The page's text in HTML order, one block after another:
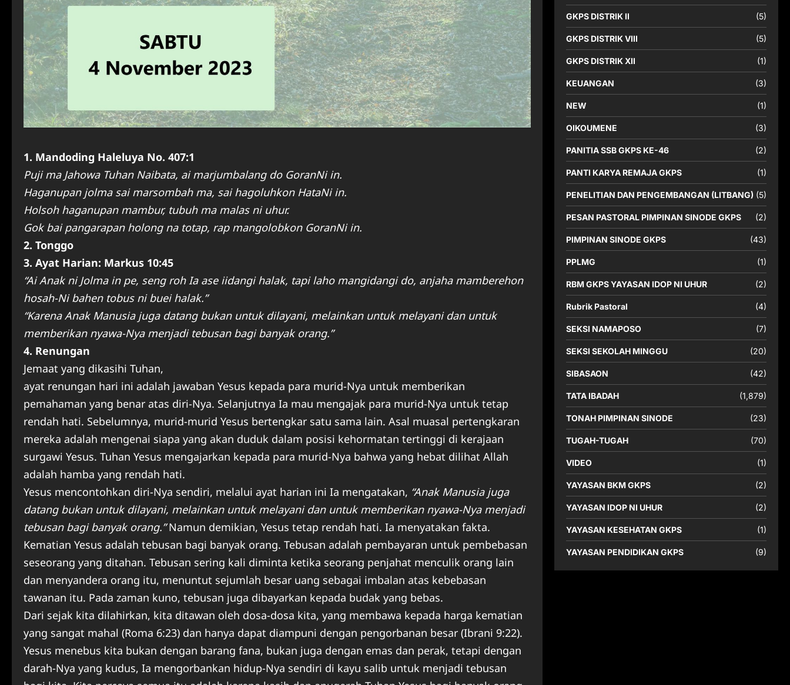
1. Mandoding Haleluya No. 407:1
Puji ma Jahowa Tuhan Naibata, ai marjumbalang do GoranNi in.
Haganupan jolma sai marsombah ma, sai hagoluhkon HataNi in.
Holsoh haganupan mambur, tubuh ma malas ni uhur.
Gok bai pangarapan holong na totap, rap mangolobkon GoranNi in.
2. Tonggo
3. Ayat Harian: Markus 10:45
“Ai Anak ni Jolma in pe, seng roh Ia ase iidangi halak, tapi laho mangidangi do, anjaha mamberehon
hosah-Ni bahen tobus ni buei halak.”
“Karena Anak Manusia juga datang bukan untuk dilayani, melainkan untuk melayani dan untuk
memberikan nyawa-Nya menjadi tebusan bagi banyak orang.”
4. Renungan
Jemaat yang dikasihi Tuhan,
ayat renungan hari ini adalah jawaban Yesus kepada para murid-Nya untuk memberikan
pemahaman yang benar atas diri-Nya. Selanjutnya Ia mau mengajak para murid-Nya untuk tetap
rendah hati. Sebelumnya, murid-murid Yesus bertengkar satu sama lain. Asal muasal pertengkaran
mereka adalah mengenai siapa yang akan duduk dalam posisi kehormatan tertinggi di kerajaan
surgawi Yesus. Tuhan Yesus mengajarkan kepada para murid-Nya bahwa yang hebat dilihat Allah
adalah hamba yang rendah hati.
Yesus mencontohkan diri-Nya sendiri, melalui ayat harian ini Ia mengatakan, “Anak Manusia juga
datang bukan untuk dilayani, melainkan untuk melayani dan untuk memberikan nyawa-Nya menjadi
tebusan bagi banyak orang.”Namun demikian, Yesus tetap rendah hati. Ia menyatakan fakta.
Kematian Yesus adalah tebusan bagi banyak orang. Tebusan adalah pembayaran untuk pembebasan
seseorang yang ditahan. Tebusan sering kali diminta ketika seorang penjahat menculik orang lain
dan menyandera orang itu, menuntut sejumlah besar uang sebagai imbalan atas kebebasan
tawanan itu. Pada zaman kuno, tebusan juga dibayarkan kepada budak yang bebas.
Dari sejak kita dilahirkan, kita ditawan oleh dosa-dosa kita, yang membawa kepada harga kematian
yang sangat mahal (Roma 6:23) dan hanya dapat diampuni dengan pengorbanan besar (Ibrani 9:22).
Yesus menebus kita bukan dengan barang fana, bukan juga dengan emas dan perak, tetapi dengan
darah-Nya yang kudus, Ia mengorbankan hidup-Nya sendiri di kayu salib untuk menjadi tebusan
GKPS DISTRIK II (5)
GKPS DISTRIK VIII (5)
GKPS DISTRIK XII (1)
KEUANGAN (3)
NEW (1)
OIKOUMENE (3)
PANITIA SSB GKPS KE-46 (2)
PANTI KARYA REMAJA GKPS (1)
PENELITIAN DAN PENGEMBANGAN (LITBANG) (5)
PESAN PASTORAL PIMPINAN SINODE GKPS (2)
PIMPINAN SINODE GKPS (43)
PPLMG (1)
RBM GKPS YAYASAN IDOP NI UHUR (2)
Rubrik Pastoral (4)
SEKSI NAMAPOSO (7)
SEKSI SEKOLAH MINGGU (20)
SIBASAON (42)
TATA IBADAH (1,879)
TONAH PIMPINAN SINODE (23)
TUGAH-TUGAH (70)
VIDEO (1)
YAYASAN BKM GKPS (2)
YAYASAN IDOP NI UHUR (2)
YAYASAN KESEHATAN GKPS (1)
YAYASAN PENDIDIKAN GKPS (9)